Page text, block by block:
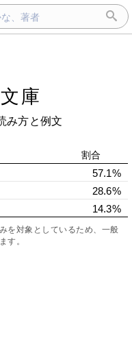
庫
み方と例文
割合
57.1%
28.6%
14.3%
を対象としているため、一般
す。